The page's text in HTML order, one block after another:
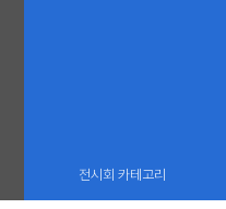
전시회 카테고리